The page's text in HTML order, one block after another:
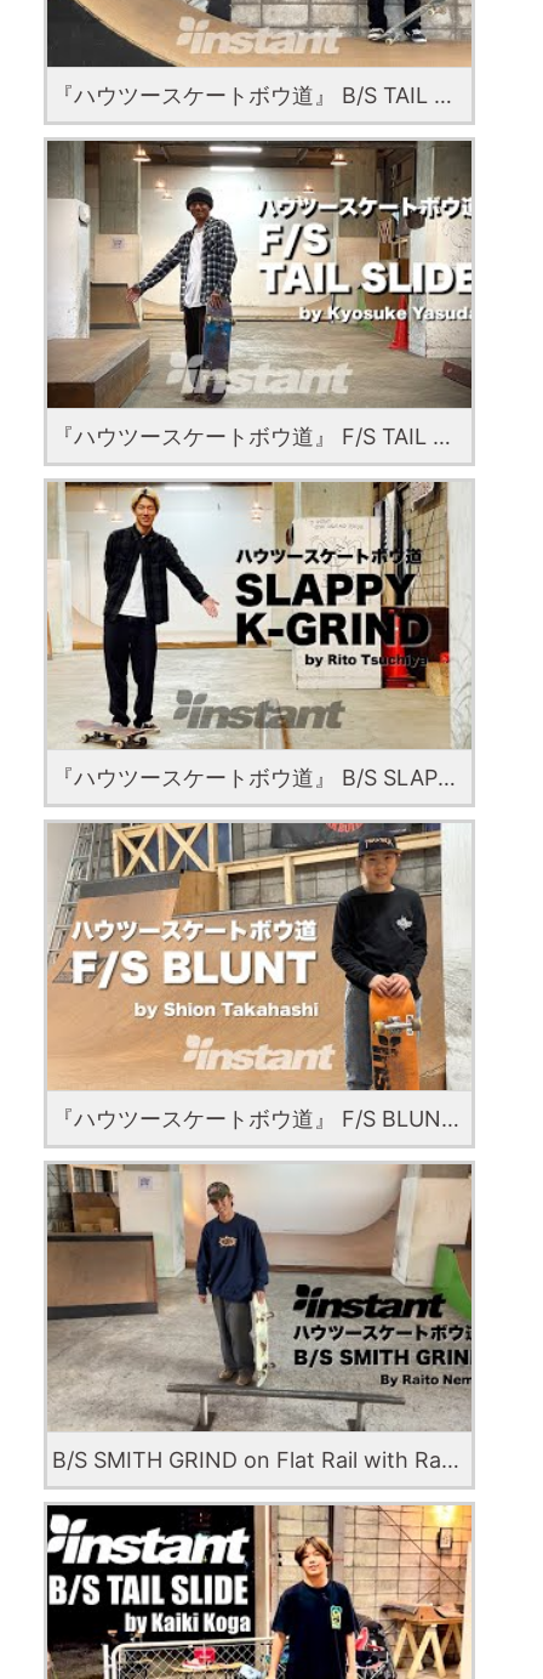
『ハウツースケートボウ道』 B/S TAIL BLUNT SLIDE with Kazui Maeda from STUMBOYS
『ハウツースケートボウ道』 F/S TAIL SLIDE with Kyosuke Yasuda
『ハウツースケートボウ道』 B/S SLAPPY K GRIND with Rito Tsuchiya
『ハウツースケートボウ道』 F/S BLUNT with shion takahashi
B/S SMITH GRIND on Flat Rail with Raito Nema